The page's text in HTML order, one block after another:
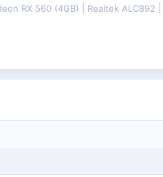
RX 560 (4GB) Realtek ALC892